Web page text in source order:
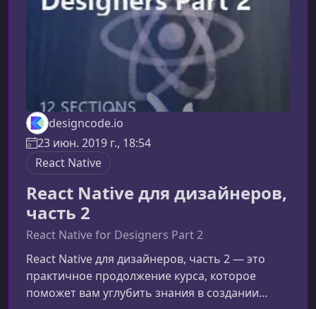
designcode.io
23 июн. 2019 г., 18:54
React Native
React Native для дизайнеров,
часть 2
React Native for Designers Part 2
React Native для дизайнеров, часть 2 — это
практичное продолжение курса, которое
поможет вам углубить знания в создании